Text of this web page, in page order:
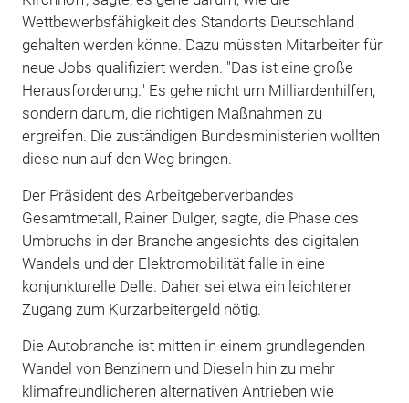
Wettbewerbsfähigkeit des Standorts Deutschland
gehalten werden könne. Dazu müssten Mitarbeiter für
neue Jobs qualifiziert werden. "Das ist eine große
Herausforderung." Es gehe nicht um Milliardenhilfen,
sondern darum, die richtigen Maßnahmen zu
ergreifen. Die zuständigen Bundesministerien wollten
diese nun auf den Weg bringen.
Der Präsident des Arbeitgeberverbandes
Gesamtmetall, Rainer Dulger, sagte, die Phase des
Umbruchs in der Branche angesichts des digitalen
Wandels und der Elektromobilität falle in eine
konjunkturelle Delle. Daher sei etwa ein leichterer
Zugang zum Kurzarbeitergeld nötig.
Die Autobranche ist mitten in einem grundlegenden
Wandel von Benzinern und Dieseln hin zu mehr
klimafreundlicheren alternativen Antrieben wie